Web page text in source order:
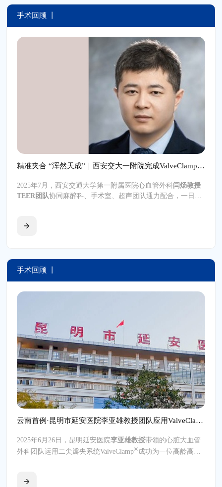
ValveClamp®经心尖二尖瓣夹系统独立完成的高难度的挑战型
DMR病例。
手术回顾 丨
精准夹合 “浑然天成”｜西安交大一附院完成ValveClamp® TEER纯交界病例反流修复，手术再上新台阶
2025年7月，西安交通大学第一附属医院心血管外科 闫炀教授
TEER团队协同麻醉科、手术室、超声团队通力配合，一日内
夹完成修复，用时短，夹完之后反流消失，夹子与交界融为一
手术回顾 丨
云南首例·昆明市延安医院李亚雄教授团队应用ValveClamp+J-Valve独立完成省首例经心尖TEER+TAVI一站式手术
2025年6月26日，昆明延安医院李亚雄教授带领的心脏大血管
外科团队运用二尖瓣夹系统ValveClamp®成功为一位高龄高危
（TAVI）。此次手术也是云南省本土团队昆明延安医院心脏